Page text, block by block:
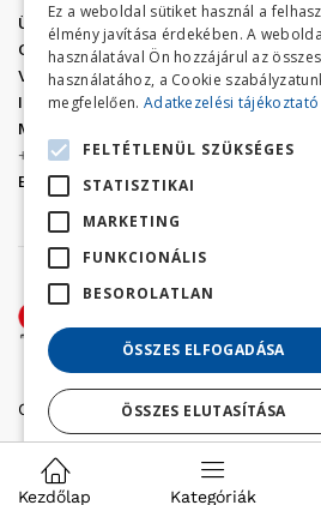
Üzletünk címe:Szolnok, Vércse út
Golf Center Áruház:06 (56) 423-324
VÁR-Kert Áruház: 06 (56) 429-771
Iroda:06 (56) 421-857
Megrendelés, termék információ:
+36 (70) 938-3356
E-mail:
golfaruhaz@gmail.com
Copyright © 2022 Golfker Kft. -
Kezdőlap Kategóriák
Ez a weboldal sütiket használ a
élmény javítása érdekében. A
használatával Ön hozzájárul az
használatához, a Cookie
megfelelően. Adatkezelési tájékoztató
FELTÉTLENÜL SZÜKSÉGES
STATISZTIKAI
MARKETING
FUNKCIONÁLIS
BESOROLATLAN
ÖSSZES ELFOGADÁSA
ÖSSZES ELUTASÍTÁSA
Részletek megjelenítése